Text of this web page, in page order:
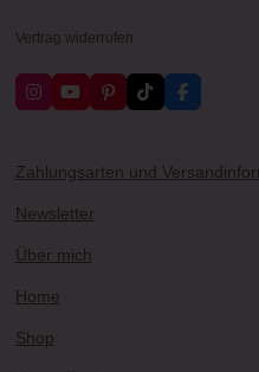
Vertrag widerrufen
I
n
a
g
a
Y
o
b
P
i
r
T
i
k
F
a
o
Zahlungsarten und
Newsletter
Über mich
Home
Shop